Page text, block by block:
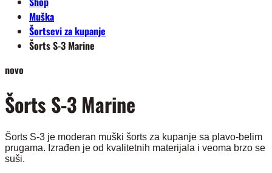
Muška
Šortsevi za kupanje
Šorts S-3 Marine
novo
Šorts S-3 Marine
Šorts S-3 je moderan muški šorts za kupanje sa plavo-belim
prugama. Izrađen je od kvalitetnih materijala i veoma brzo se
suši.